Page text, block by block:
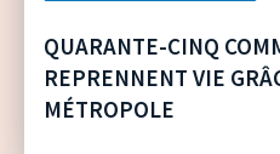
QUARANTE-CINQ
REPRENNENT VIE
MÉTROPOLE